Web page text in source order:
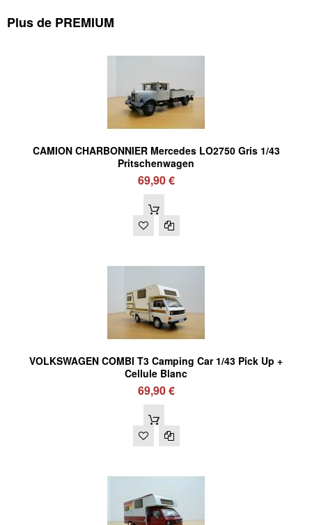
Plus de PREMIUM
CAMION CHARBONNIER Mercedes LO2750 Gris 1/43
Pritschenwagen
69,90 €
VOLKSWAGEN COMBI T3 Camping Car 1/43 Pick Up +
Cellule Blanc
69,90 €